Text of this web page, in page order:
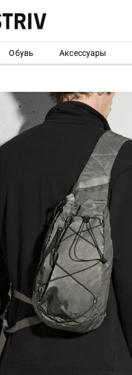
Обувь Аксессуары